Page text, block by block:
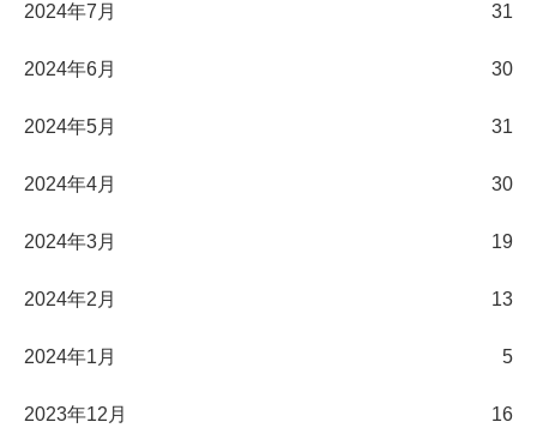
2024年7月 31
2024年6月 30
2024年5月 31
2024年4月 30
2024年3月 19
2024年2月 13
2024年1月 5
2023年12月 16